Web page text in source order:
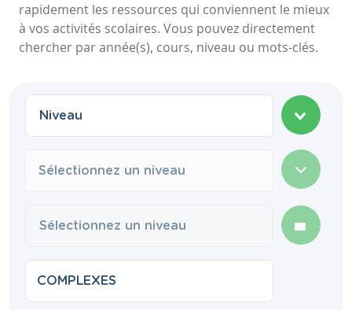
rapidement les ressources qui conviennent le mieux
à vos activités scolaires. Vous pouvez directement
chercher par année(s), cours, niveau ou mots-clés.
Sélectionnez un niveau